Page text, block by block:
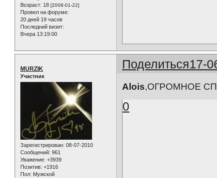
Возраст: 18 [2008-01-22]
Провел на форуме:
20 дней 19 часов
Последний визит:
Вчера 13:19:00
Поделиться17-
MURZIK
Участник
Зарегистрирован: 08-07-2010
Сообщений: 961
Уважение: +3939
Позитив: +1916
Пол: Мужской
Alois,ОГРОМНОЕ
0